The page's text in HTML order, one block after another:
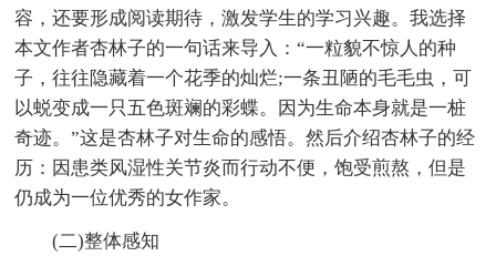
容，还要形成阅读期待，激发学生的学习兴趣。我选择
本文作者杏林子的一句话来导入：“一粒貌不惊人的种
子，往往隐藏着一个花季的灿烂;一条丑陋的毛毛虫，可
以蜕变成一只五色斑斓的彩蝶。因为生命本身就是一桩
奇迹。”这是杏林子对生命的感悟。然后介绍杏林子的经
历：因患类风湿性关节炎而行动不便，饱受煎熬，但是
仍成为一位优秀的女作家。
(二)整体感知